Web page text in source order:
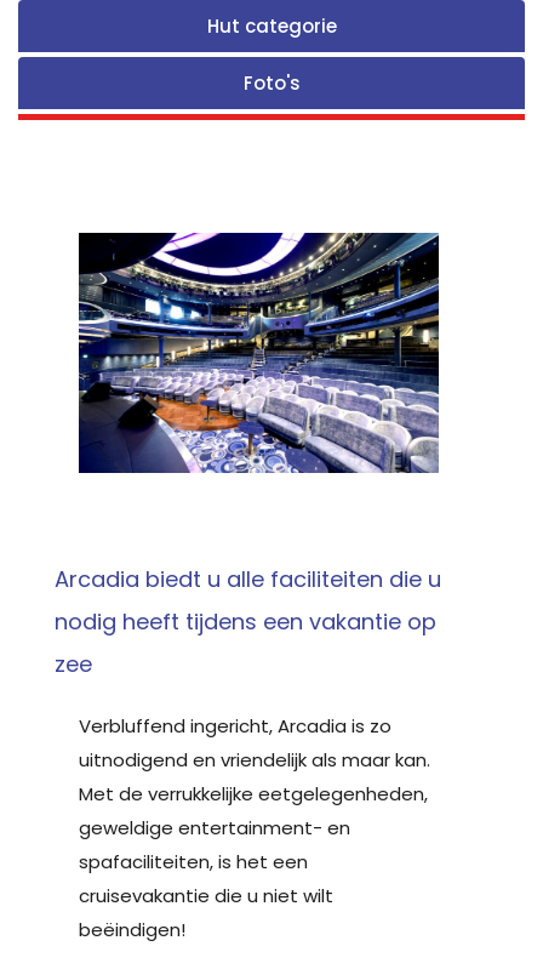
Hut categorie
Foto's
Arcadia biedt u alle faciliteiten die u
nodig heeft tijdens een vakantie op
zee
Verbluffend ingericht, Arcadia is zo
uitnodigend en vriendelijk als maar kan.
Met de verrukkelijke eetgelegenheden,
geweldige entertainment- en
spafaciliteiten, is het een
cruisevakantie die u niet wilt
beëindigen!